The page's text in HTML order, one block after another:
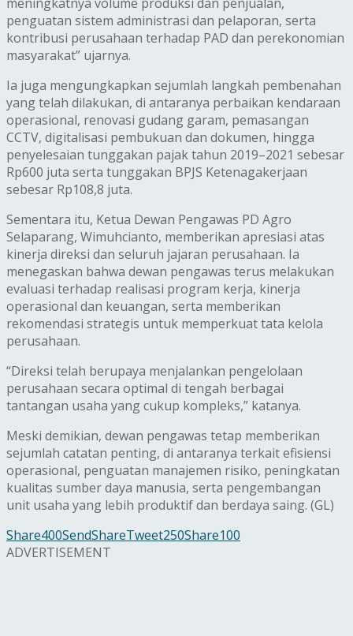
penguatan sistem administrasi dan pelaporan, serta
kontribusi perusahaan terhadap PAD dan perekonomian
masyarakat” ujarnya.
Ia juga mengungkapkan sejumlah langkah pembenahan
yang telah dilakukan, di antaranya perbaikan kendaraan
operasional, renovasi gudang garam, pemasangan
CCTV, digitalisasi pembukuan dan dokumen, hingga
penyelesaian tunggakan pajak tahun 2019–2021 sebesar
Rp600 juta serta tunggakan BPJS Ketenagakerjaan
sebesar Rp108,8 juta.
Sementara itu, Ketua Dewan Pengawas PD Agro
Selaparang, Wimuhcianto, memberikan apresiasi atas
kinerja direksi dan seluruh jajaran perusahaan. Ia
menegaskan bahwa dewan pengawas terus melakukan
evaluasi terhadap realisasi program kerja, kinerja
operasional dan keuangan, serta memberikan
rekomendasi strategis untuk memperkuat tata kelola
perusahaan.
“Direksi telah berupaya menjalankan pengelolaan
perusahaan secara optimal di tengah berbagai
tantangan usaha yang cukup kompleks,” katanya.
Meski demikian, dewan pengawas tetap memberikan
sejumlah catatan penting, di antaranya terkait efisiensi
operasional, penguatan manajemen risiko, peningkatan
kualitas sumber daya manusia, serta pengembangan
unit usaha yang lebih produktif dan berdaya saing. (GL)
Share400SendShareTweet250Share100
ADVERTISEMENT